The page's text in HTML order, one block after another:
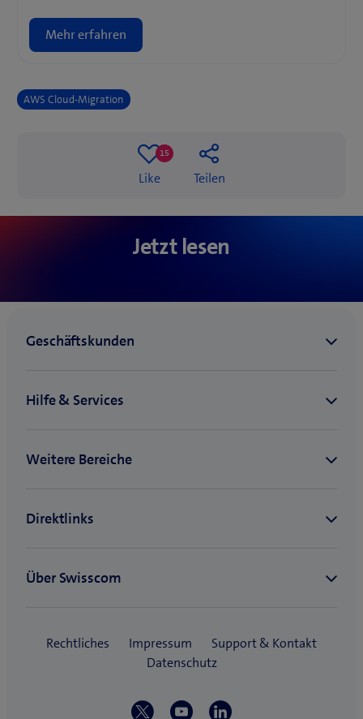
Mehr erfahren
AWS Cloud-Migration
Like
15
15
Teilen
Jetzt lesen
Netzwerkspeicher oder
Warum